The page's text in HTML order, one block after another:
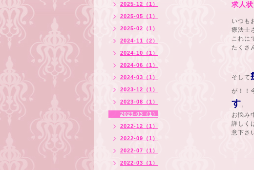
求人
いつも
療法士
これに
たくさ
そして
が！！
す。
お悩み
詳しく
意下さ
2025-12（1）
2025-05（1）
2025-02（1）
2024-11（2）
2024-10（1）
2024-06（1）
2024-03（1）
2023-12（1）
2023-08（1）
2023-03（1）
2022-12（1）
2022-09（1）
2022-07（1）
2022-03（1）